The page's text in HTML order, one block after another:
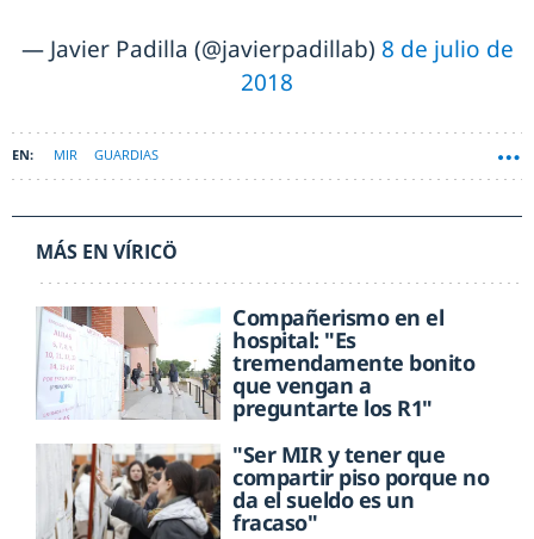
— Javier Padilla (@javierpadillab) 8 de julio de
2018
MIR GUARDIAS
MÁS EN VÍRICÖ
Compañerismo en el
hospital: "Es
tremendamente bonito
que vengan a
preguntarte los R1"
"Ser MIR y tener que
compartir piso porque no
da el sueldo es un
fracaso"